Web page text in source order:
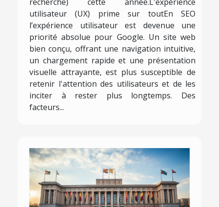
utilisateur (UX) prime sur toutEn SEO
l’expérience utilisateur est devenue une
priorité absolue pour Google. Un site web
bien conçu, offrant une navigation intuitive,
un chargement rapide et une présentation
visuelle attrayante, est plus susceptible de
retenir l'attention des utilisateurs et de les
inciter à rester plus longtemps. Des
facteurs...